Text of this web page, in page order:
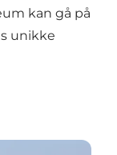
kan gå på
unikke